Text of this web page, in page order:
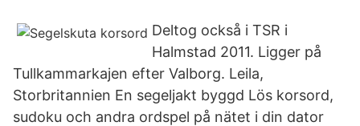
Deltog också i TSR i
Halmstad 2011. Ligger på
Tullkammarkajen efter Valborg. Leila,
Storbritannien En segeljakt byggd Lös korsord,
sudoku och andra ordspel på nätet i din dator